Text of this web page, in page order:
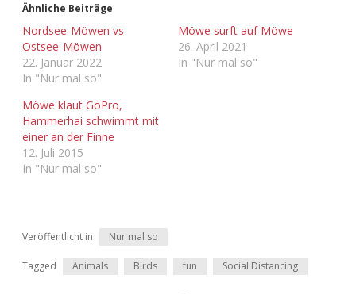
Adventskalender 2016
Adventskalender 2018
Adventskalender 2021
Ähnliche Beiträge
Nordsee-Möwen vs
Ostsee-Möwen
22. Januar 2022
In "Nur mal so"
Möwe surft auf Möwe
26. April 2021
In "Nur mal so"
Möwe klaut GoPro,
Hammerhai schwimmt mit
einer an der Finne
12. Juli 2015
In "Nur mal so"
Veröffentlicht in Nur mal so
Tagged Animals Birds fun Social Distancing